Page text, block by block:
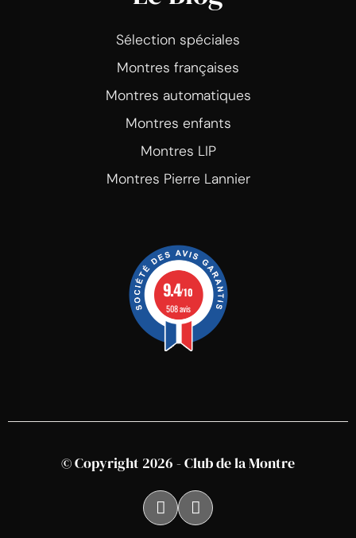
Sélection spéciales
Montres françaises
Montres automatiques
Montres enfants
Montres LIP
Montres Pierre Lannier
9.4/10
508 avis
© Copyright 2026 - Club de la Montre